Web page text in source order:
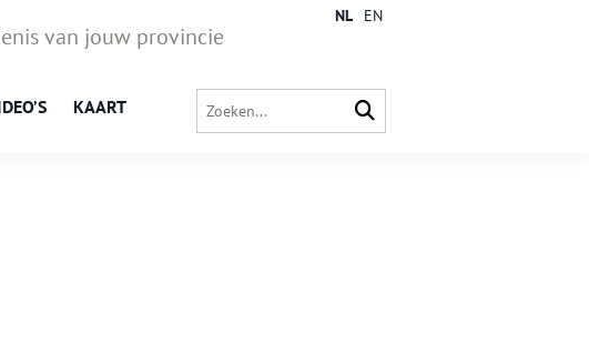
van jouw provincie
KAART
NL EN